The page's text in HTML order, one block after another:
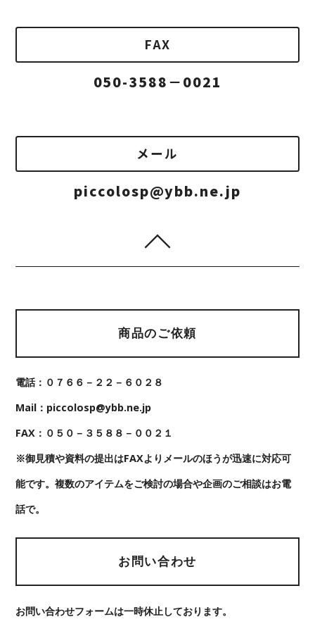
FAX
050-3588－0021
メール
piccolosp@ybb.ne.jp
商品のご依頼
電話：０７６６－２２－６０２８
Mail：piccolosp@ybb.ne.jp
FAX：０５０－３５８８－００２１
※御見積や資料の提出はFAXよりメールのほうが迅速に対応可
能です。複数のアイテムをご検討の場合や企画のご相談はお電
話で。
お問い合わせ
お問い合わせフォームは一時休止しております。